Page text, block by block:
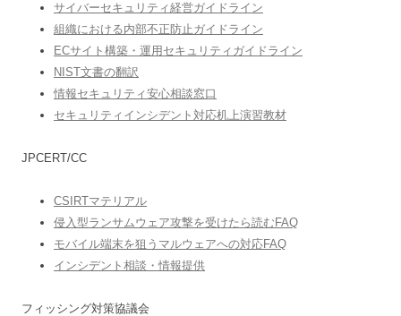
サイバーセキュリティ経営ガイドライン
組織における内部不正防止ガイドライン
ECサイト構築・運用セキュリティガイドライン
NIST文書の翻訳
情報セキュリティ安心相談窓口
セキュリティインシデント対応机上演習教材
JPCERT/CC
CSIRTマテリアル
侵入型ランサムウェア攻撃を受けたら読むFAQ
モバイル端末を狙うマルウェアへの対応FAQ
インシデント相談・情報提供
フィッシング対策協議会